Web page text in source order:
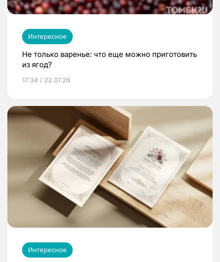
Интересное
Не только варенье: что еще можно приготовить
из ягод?
17:34 / 22.07.26
Интересное